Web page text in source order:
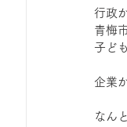
広報誌・ニュ
行政
青梅
子ど
企業
なん